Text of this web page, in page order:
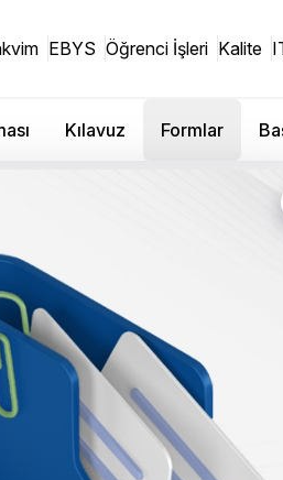
EBYS Öğrenci İşleri Kalite
Kılavuz Formlar